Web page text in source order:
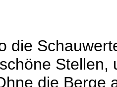
die
die Berge